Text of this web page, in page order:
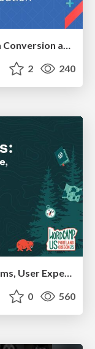
Measuring Dark Social's Impact On Conversion and Attribution
2 240
Building Experiences: Design Systems, User Experience, and Full Site Editing
0 560